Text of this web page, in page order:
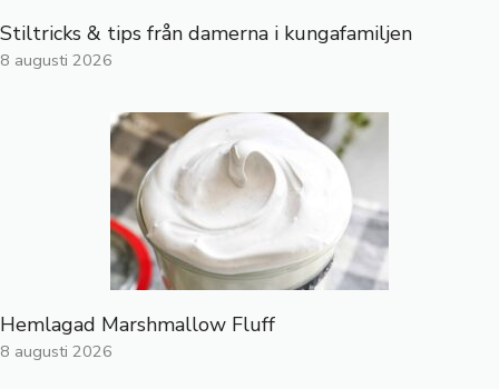
Stiltricks & tips från damerna i kungafamiljen
8 augusti 2026
Hemlagad Marshmallow Fluff
8 augusti 2026